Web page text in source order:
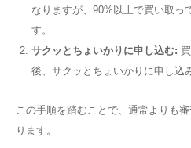
なりますが、90%以上で買い取っ
す。
サクッとちょいかりに申し込む:
後、サクッとちょいかりに申し込
この手順を踏むことで、通常よりも
ります。